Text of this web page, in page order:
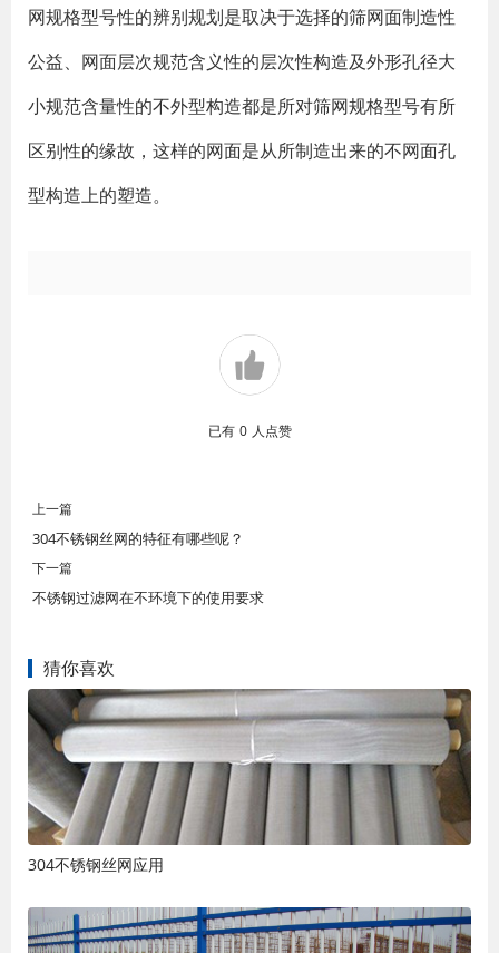
网规格型号性的辨别规划是取决于选择的筛网面制造性
公益、网面层次规范含义性的层次性构造及外形孔径大
小规范含量性的不外型构造都是所对筛网规格型号有所
区别性的缘故，这样的网面是从所制造出来的不网面孔
型构造上的塑造。
已有 0 人点赞
上一篇
304不锈钢丝网的特征有哪些呢？
下一篇
不锈钢过滤网在不环境下的使用要求
猜你喜欢
304不锈钢丝网应用